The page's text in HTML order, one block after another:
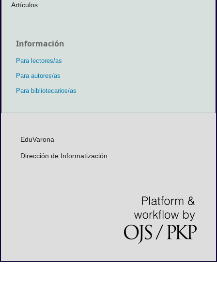
Artículos
Información
Para lectores/as
Para autores/as
Para bibliotecarios/as
EduVarona
Dirección de Informatización